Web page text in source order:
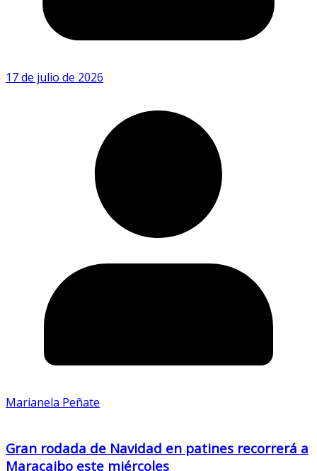
17 de julio de 2026
Marianela Peñate
Gran rodada de Navidad en patines recorrerá a
Maracaibo este miércoles